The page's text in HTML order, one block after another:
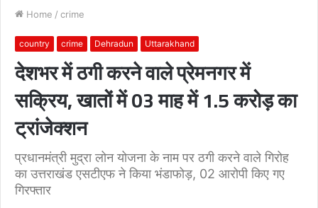
Home / crime
country crime Dehradun Uttarakhand
देशभर में ठगी करने वाले प्रेमनगर में
सक्रिय, खातों में 03 माह में 1.5 करोड़ का
ट्रांजेक्शन
प्रधानमंत्री मुद्रा लोन योजना के नाम पर ठगी करने वाले गिरोह
का उत्तराखंड एसटीएफ ने किया भंडाफोड़, 02 आरोपी किए गए
गिरफ्तार